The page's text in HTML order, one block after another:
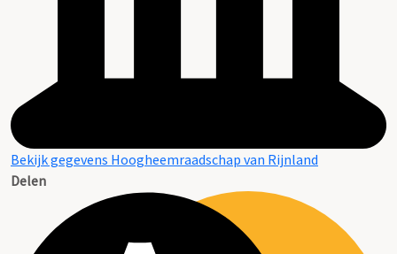
Bekijk gegevens Hoogheemraadschap van Rijnland
Delen